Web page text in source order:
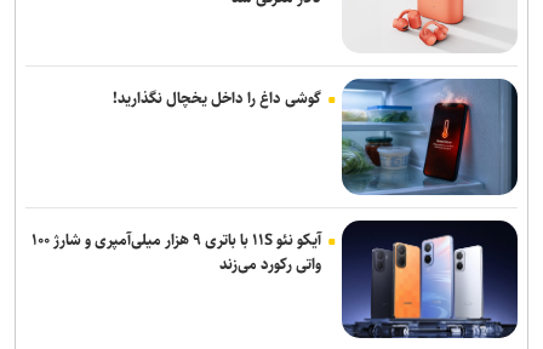
گوشی داغ را داخل یخچال نگذارید!
آیکو نئو ۱۱S با باتری ۹ هزار میلی‌آمپری و شارژ ۱۰۰
واتی رکورد می‌زند